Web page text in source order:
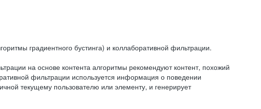
градиентного бустинга) и коллаборативной фильтрации.
на основе контента алгоритмы рекомендуют контент, похожий
фильтрации используется информация о поведении
текущему пользователю или элементу, и генерирует